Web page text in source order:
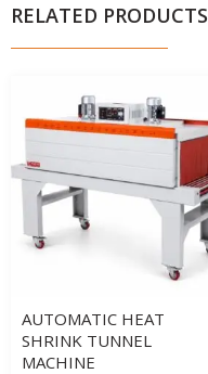
RELATED PRODUCTS
AUTOMATIC HEAT
SHRINK TUNNEL
MACHINE